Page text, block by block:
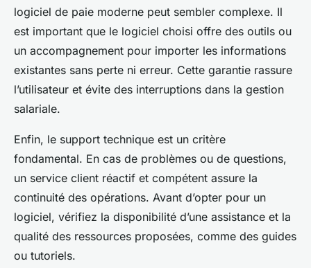
logiciel de paie moderne peut sembler complexe. Il
est important que le logiciel choisi offre des outils ou
un accompagnement pour importer les informations
existantes sans perte ni erreur. Cette garantie rassure
l’utilisateur et évite des interruptions dans la gestion
salariale.
Enfin, le support technique est un critère
fondamental. En cas de problèmes ou de questions,
un service client réactif et compétent assure la
continuité des opérations. Avant d’opter pour un
logiciel, vérifiez la disponibilité d’une assistance et la
qualité des ressources proposées, comme des guides
ou tutoriels.